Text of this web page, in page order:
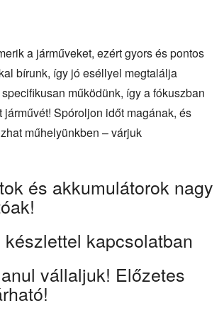
a járműveket, ezért gyors és pontos
bírunk, így jó eséllyel megtalálja
működünk, így a fókuszban
Spóroljon időt magának, és
műhelyünkben – várjuk
és akkumulátorok nagy
kapcsolatban
vállaljuk! Előzetes